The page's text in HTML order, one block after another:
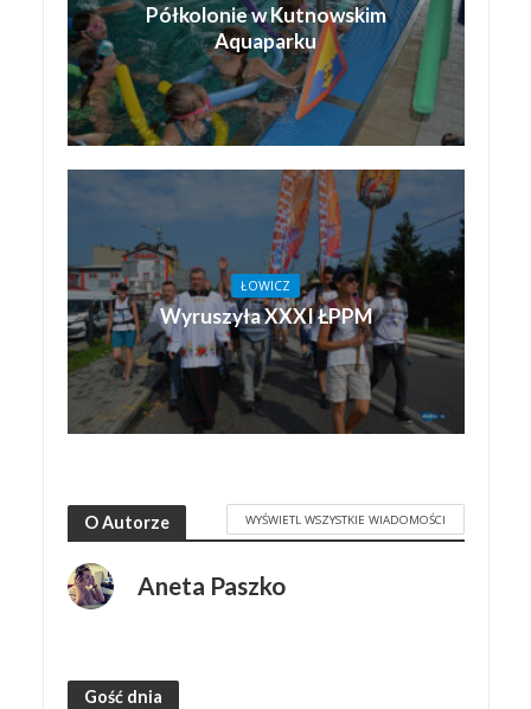
Półkolonie w Kutnowskim
Aquaparku
ŁOWICZ
Wyruszyła XXXI ŁPPM
O Autorze WYŚWIETL WSZYSTKIE WIADOMOŚCI
Aneta Paszko
Gość dnia